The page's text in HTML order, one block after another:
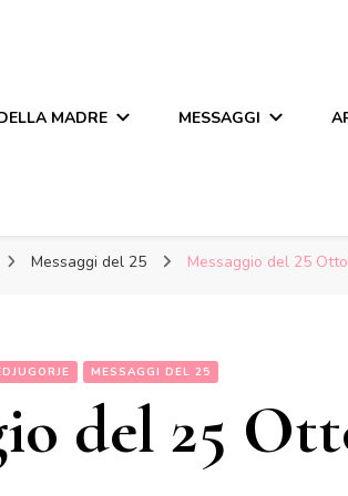
MADRE MESSAGGI
Messaggi del 25 Messaggio del 25
MESSAGGI DEL 25
del 25